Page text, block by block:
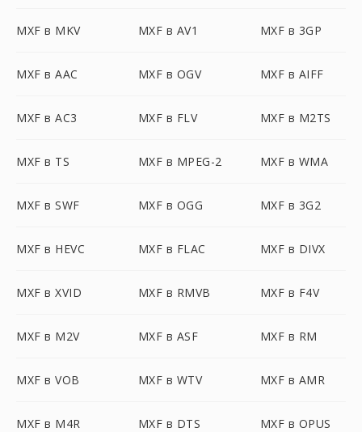
MXF в MKV MXF в AV1 MXF в 3GP
MXF в AAC MXF в OGV MXF в AIFF
MXF в AC3 MXF в FLV MXF в M2TS
MXF в TS MXF в MPEG-2 MXF в WMA
MXF в SWF MXF в OGG MXF в 3G2
MXF в HEVC MXF в FLAC MXF в DIVX
MXF в XVID MXF в RMVB MXF в F4V
MXF в M2V MXF в ASF MXF в RM
MXF в VOB MXF в WTV MXF в AMR
MXF в M4R MXF в DTS MXF в OPUS